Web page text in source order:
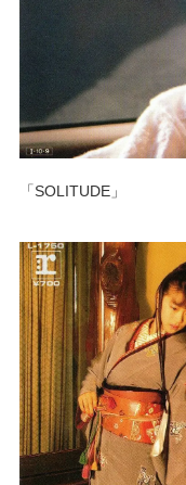
「SOLITUDE」